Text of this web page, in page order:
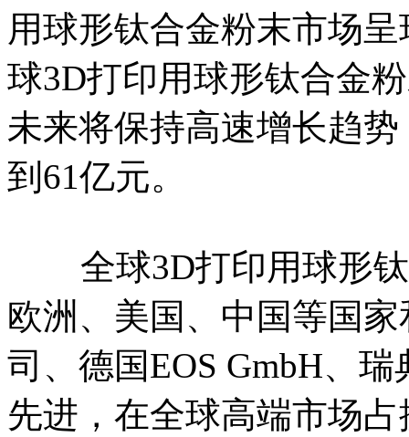
用球形钛合金粉末市场
球3D打印用球形钛合金
未来将保持高速增长趋
到61亿元。
全球3D打印用球形钛
欧洲、美国、中国等国
司、德国EOS GmbH、
先进，在全球高端市场